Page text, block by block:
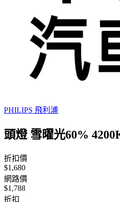
PHILIPS 飛利浦
頭燈 雪曜光60%
折扣價
$1,680
網路價
$1,788
折扣